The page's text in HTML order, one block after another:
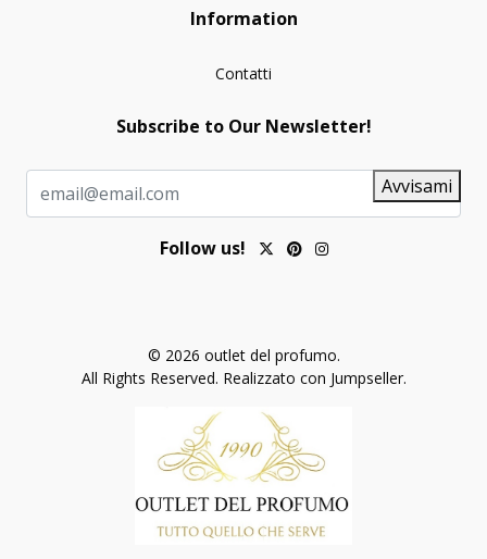
Information
Contatti
Subscribe to Our Newsletter!
Avvisami
Follow us!
© 2026 outlet del profumo.
All Rights Reserved. Realizzato con Jumpseller.